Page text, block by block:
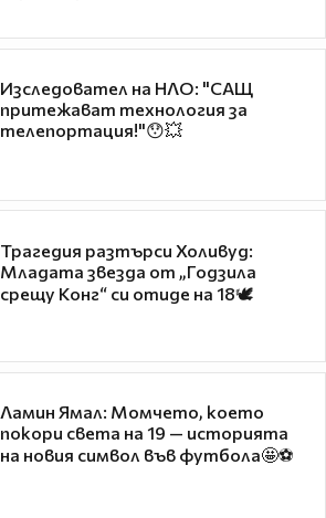
Изследовател на НЛО: "САЩ
притежават технология за
телепортация!"😯💥
Трагедия разтърси Холивуд:
Младата звезда от „Годзила
срещу Конг“ си отиде на 18🕊️
Ламин Ямал: Момчето, което
покори света на 19 — историята
на новия символ във футбола🤩⚽